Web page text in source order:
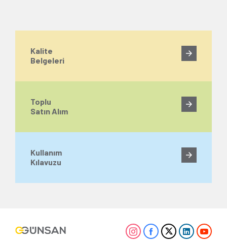
Kalite
Belgeleri
Toplu
Satın Alım
Kullanım
Kılavuzu